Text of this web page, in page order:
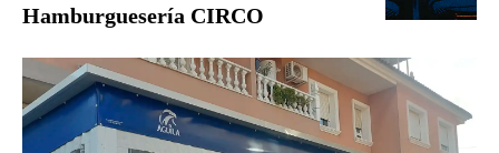
Hamburguesería CIRCO